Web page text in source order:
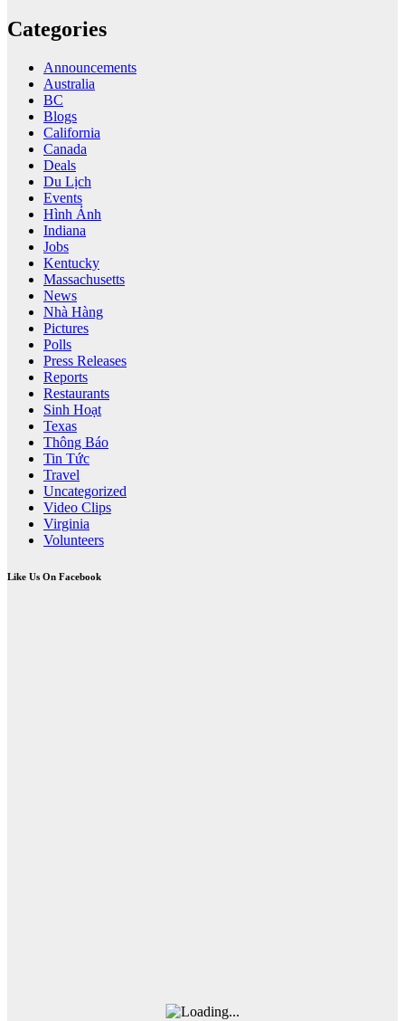
Categories
Announcements
Australia
BC
Blogs
California
Canada
Deals
Du Lịch
Events
Hình Ảnh
Indiana
Jobs
Kentucky
Massachusetts
News
Nhà Hàng
Pictures
Polls
Press Releases
Reports
Restaurants
Sinh Hoạt
Texas
Thông Báo
Tin Tức
Travel
Uncategorized
Video Clips
Virginia
Volunteers
Like Us On Facebook